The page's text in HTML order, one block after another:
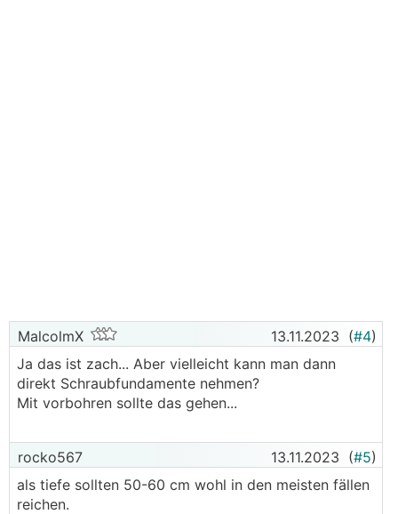
MalcolmX 13.11.2023 (#4)
Ja das ist zach... Aber vielleicht kann man dann
direkt Schraubfundamente nehmen?
Mit vorbohren sollte das gehen...
rocko567 13.11.2023 (#5)
als tiefe sollten 50-60 cm wohl in den meisten fällen
reichen.